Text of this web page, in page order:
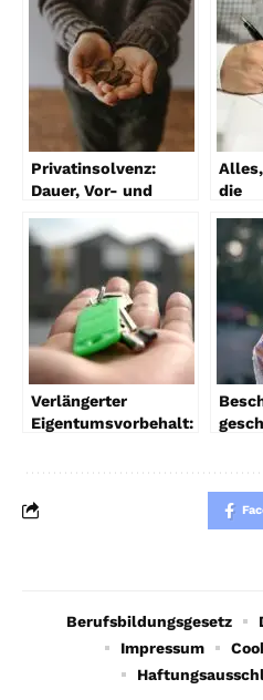
Privatinsolvenz:
Dauer, Vor- und
Schuldenfreiheit
die
Verlängerter
Eigentumsvorbehalt:
Berufsbildungsgesetz
Impressum